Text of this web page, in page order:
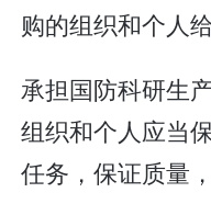
购的组织和个人
承担国防科研生
组织和个人应当
任务，保证质量